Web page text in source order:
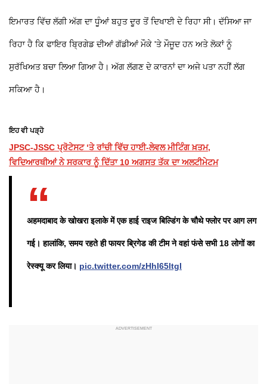
ਇਮਾਰਤ ਵਿੱਚ ਲੱਗੀ ਅੱਗ ਦਾ ਧੂੰਆਂ ਬਹੁਤ ਦੂਰ ਤੋਂ ਦਿਖਾਈ ਦੇ ਰਿਹਾ ਸੀ। ਦੱਸਿਆ ਜਾ
ਰਿਹਾ ਹੈ ਕਿ ਫਾਇਰ ਬ੍ਰਿਗੇਡ ਦੀਆਂ ਗੱਡੀਆਂ ਮੌਕੇ 'ਤੇ ਮੌਜੂਦ ਹਨ ਅਤੇ ਲੋਕਾਂ ਨੂੰ
ਸੁਰੱਖਿਅਤ ਬਚਾ ਲਿਆ ਗਿਆ ਹੈ। ਅੱਗ ਲੱਗਣ ਦੇ ਕਾਰਨਾਂ ਦਾ ਅਜੇ ਪਤਾ ਨਹੀਂ ਲੱਗ
ਸਕਿਆ ਹੈ।
ਇਹ ਵੀ ਪੜ੍ਹੋ
JPSC-JSSC ਪ੍ਰੋਟੇਸਟ ‘ਤੇ ਰਾਂਚੀ ਵਿੱਚ ਹਾਈ-ਲੇਵਲ ਮੀਟਿੰਗ ਖ਼ਤਮ,
ਵਿਦਿਆਰਥੀਆਂ ਨੇ ਸਰਕਾਰ ਨੂੰ ਦਿੱਤਾ 10 ਅਗਸਤ ਤੱਕ ਦਾ ਅਲਟੀਮੇਟਮ
अहमदाबाद के खोखरा इलाके में एक हाई राइज बिल्डिंग के चौथे फ्लोर पर आग लग
गई। हालांकि, समय रहते ही फायर ब्रिगेड की टीम ने वहां फंसे सभी 18 लोगों का
रेस्क्यू कर लिया। pic.twitter.com/zHhI65ltgI